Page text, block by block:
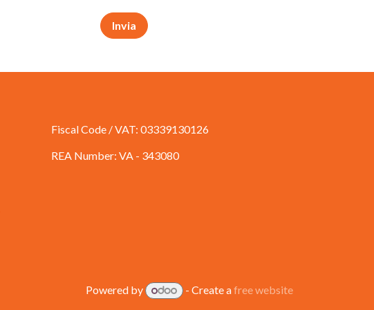
Invia
Fiscal Code / VAT: 03339130126
REA Number: VA - 343080
Powered by - Create afree website